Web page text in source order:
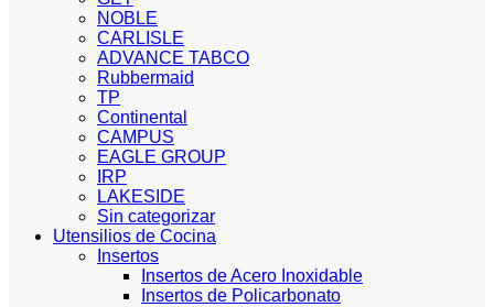
NOBLE
CARLISLE
ADVANCE TABCO
Rubbermaid
TP
Continental
CAMPUS
EAGLE GROUP
IRP
LAKESIDE
Sin categorizar
Utensilios de Cocina
Insertos
Insertos de Acero Inoxidable
Insertos de Policarbonato